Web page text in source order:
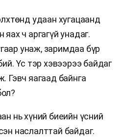
удаан хугацаанд
ч аргагүй унадаг.
унаж, заримдаа бүр
Үс тэр хэвээрээ байдаг
Гэвч яагаад байнга
нь хүний биеийн үсний
наслалттай байдаг.